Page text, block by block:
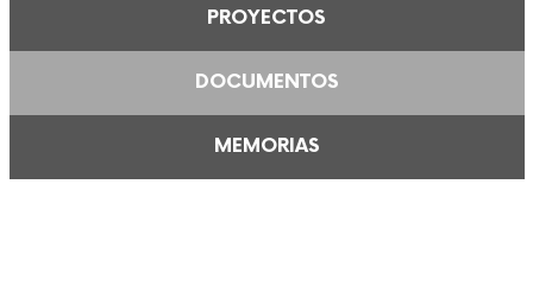
PROYECTOS
DOCUMENTOS
MEMORIAS